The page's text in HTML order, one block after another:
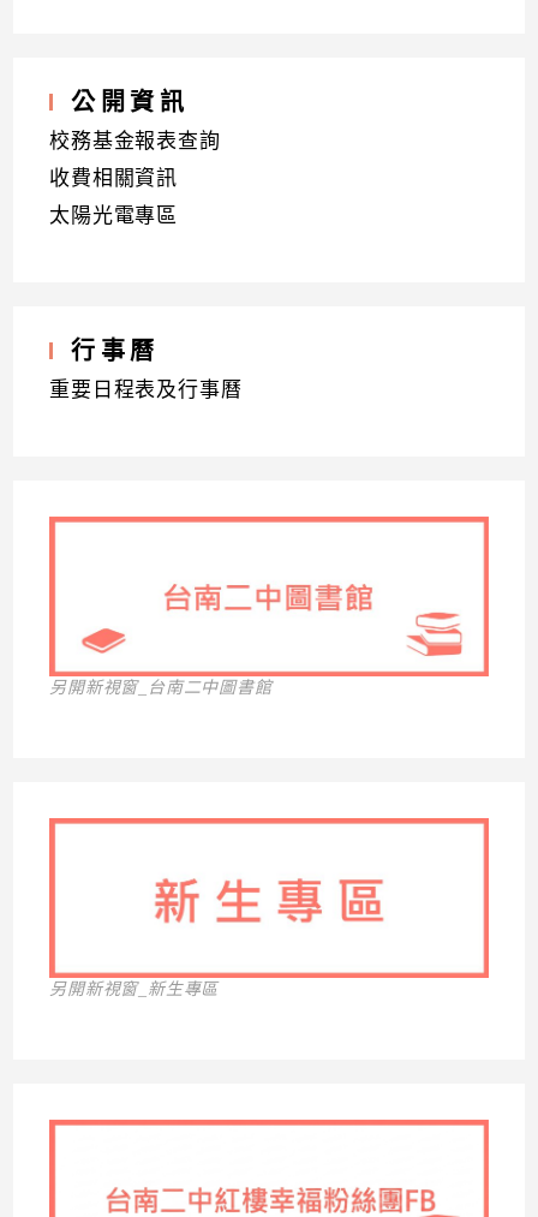
公開資訊
校務基金報表查詢
收費相關資訊
太陽光電專區
行事曆
重要日程表及行事曆
另開新視窗_台南二中圖書館
另開新視窗_新生專區